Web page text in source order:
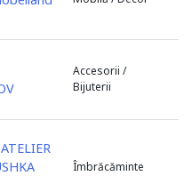
Accesorii /
Bijuterii
Îmbrăcăminte